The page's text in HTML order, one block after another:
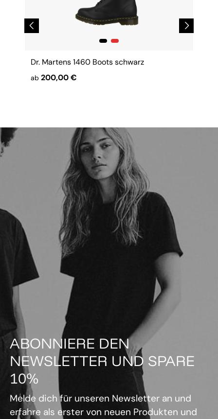
Dr. Martens 1460 Boots schwarz
ab 200,00 €
ABONNIERE DEN
NEWSLETTER UND SPARE
10%
Melde dich für unseren Newsletter an und
erfahre als erster von neuen Produkten und